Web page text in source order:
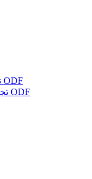
تجهیزات مقیاس آزمایشی ODF
تجهیزات در مقیاس متوسط ​​ODF